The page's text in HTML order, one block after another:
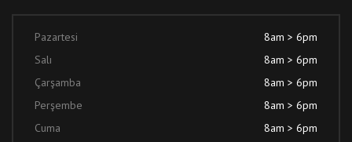
Pazartesi
8am > 6pm
Salı
8am > 6pm
Çarşamba
8am > 6pm
Perşembe
8am > 6pm
Cuma
8am > 6pm